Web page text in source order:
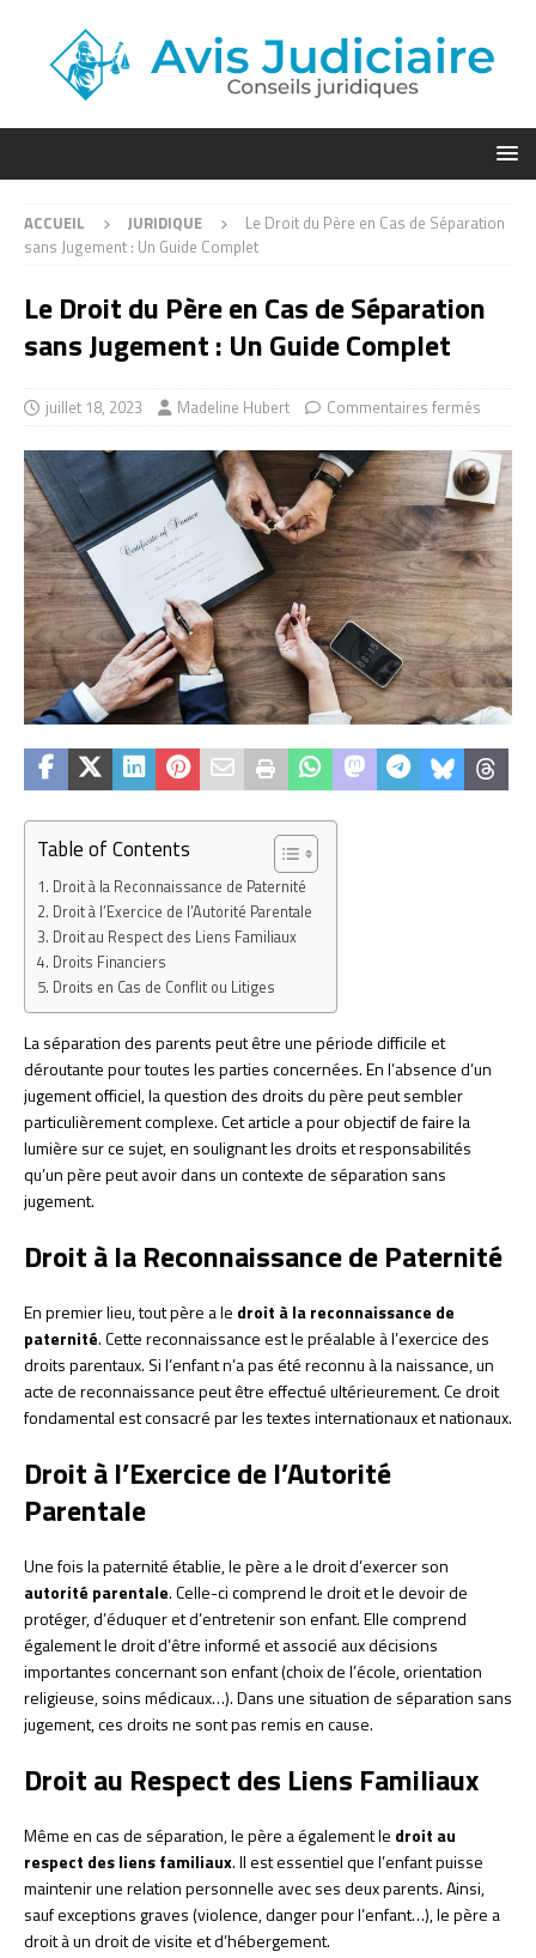
ACCUEIL JURIDIQUE
Le Droit du Père en Cas de Séparation
sans Jugement : Un Guide Complet
Le Droit du Père en Cas de Séparation
sans Jugement : Un Guide Complet
juillet 18, 2023 Madeline Hubert Commentaires fermés
Table of Contents
Droit à la Reconnaissance de Paternité
Droit à l’Exercice de l’Autorité Parentale
Droit au Respect des Liens Familiaux
Droits Financiers
Droits en Cas de Conflit ou Litiges
La séparation des parents peut être une période difficile et
déroutante pour toutes les parties concernées. En l’absence d’un
jugement officiel, la question des droits du père peut sembler
particulièrement complexe. Cet article a pour objectif de faire la
lumière sur ce sujet, en soulignant les droits et responsabilités
qu’un père peut avoir dans un contexte de séparation sans
jugement.
Droit à la Reconnaissance de Paternité
En premier lieu, tout père a le droit à la reconnaissance de
paternité. Cette reconnaissance est le préalable à l’exercice des
droits parentaux. Si l’enfant n’a pas été reconnu à la naissance, un
acte de reconnaissance peut être effectué ultérieurement. Ce droit
fondamental est consacré par les textes internationaux et nationaux.
Droit à l’Exercice de l’Autorité
Parentale
Une fois la paternité établie, le père a le droit d’exercer son
autorité parentale. Celle-ci comprend le droit et le devoir de
protéger, d’éduquer et d’entretenir son enfant. Elle comprend
également le droit d’être informé et associé aux décisions
importantes concernant son enfant (choix de l’école, orientation
religieuse, soins médicaux…). Dans une situation de séparation sans
jugement, ces droits ne sont pas remis en cause.
Droit au Respect des Liens Familiaux
Même en cas de séparation, le père a également le droit au
respect des liens familiaux. Il est essentiel que l’enfant puisse
maintenir une relation personnelle avec ses deux parents. Ainsi,
sauf exceptions graves (violence, danger pour l’enfant…), le père a
droit à un droit de visite et d’hébergement.